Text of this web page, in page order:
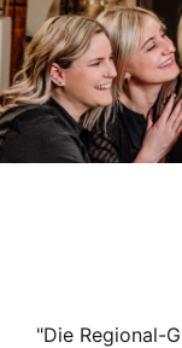
"Die Regional-